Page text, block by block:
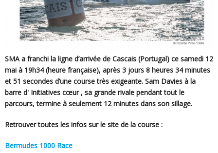
SMA a franchi la ligne d’arrivée de Cascais (Portugal) ce samedi 12
mai à 19h34 (heure française), après 3 jours 8 heures 34 minutes
et 51 secondes d’une course très exigeante. Sam Davies à la
barre d' Initiatives cœur , sa grande rivale pendant tout le
parcours, termine à seulement 12 minutes dans son sillage.
Retrouver toutes les infos sur le site de la course :
Bermudes 1000 Race